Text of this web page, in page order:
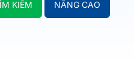
KIẾM NÂNG CAO